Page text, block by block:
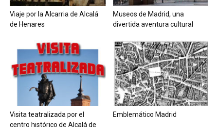
Viaje por la Alcarria de Alcalá
de Henares
Museos de Madrid, una
divertida aventura cultural
Visita teatralizada por el
centro histórico de Alcalá de
Emblemático Madrid